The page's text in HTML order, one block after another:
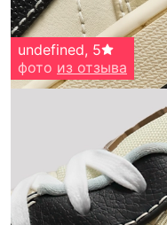
undefined, 5
фото из отзыва